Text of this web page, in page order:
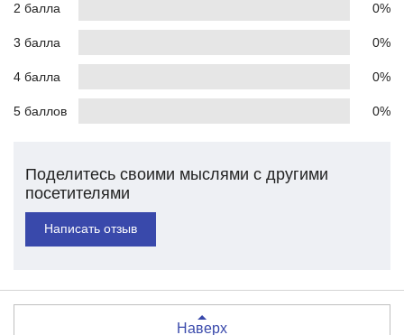
2 балла 0%
3 балла 0%
4 балла 0%
5 баллов 0%
Поделитесь своими мыслями с другими
посетителями
Написать отзыв
Наверх